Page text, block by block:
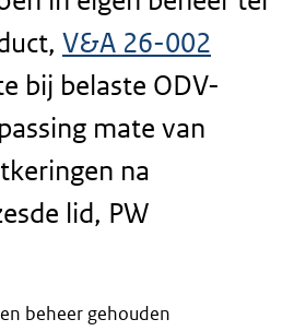
V&A 26-002
bij belaste ODV-
mate van
na
lid, PW
beheer gehouden